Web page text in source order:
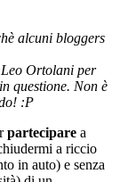
alcuni bloggers
Ortolani per
questione. Non è
:P
partecipare a
a riccio
in auto) e senza